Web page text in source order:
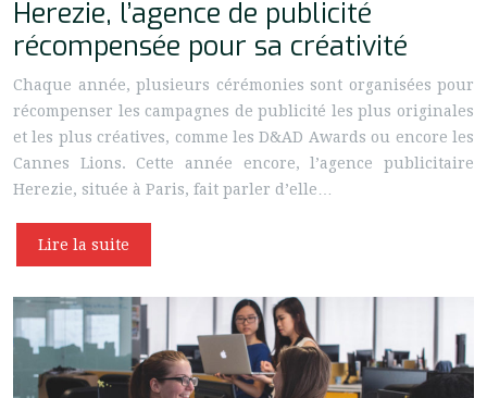
Herezie, l’agence de publicité
récompensée pour sa créativité
Chaque année, plusieurs cérémonies sont organisées pour
récompenser les campagnes de publicité les plus originales
et les plus créatives, comme les D&AD Awards ou encore les
Cannes Lions. Cette année encore, l’agence publicitaire
Herezie, située à Paris, fait parler d’elle…
Lire la suite